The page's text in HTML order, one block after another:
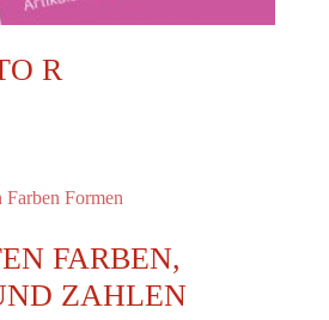
R
FARBEN,
ZAHLEN